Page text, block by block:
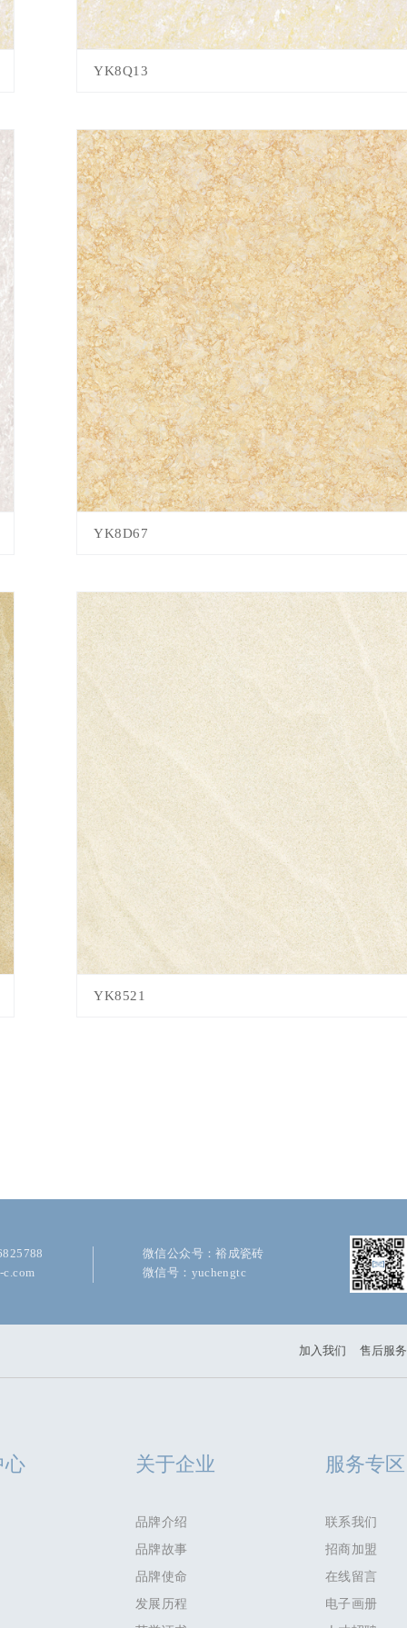
YK8Q13
YK8D67
YK8521
微信公众号：裕成瓷砖
微信号：yuchengtc
加入我们 售后服务
心 关于企业
品牌介绍
品牌故事
品牌使命
发展历程
服务专区
联系我们
招商加盟
在线留言
电子画册